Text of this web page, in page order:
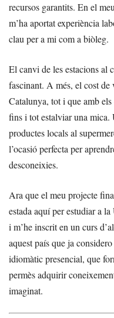
recursos garantits. En el
m’ha aportat experiència
clau per a mi com a biòleg.
El canvi de les estacions al
fascinant. A més, el cost
Catalunya, tot i que amb
fins i tot estalviar una mica.
productes locals al
l’ocasió perfecta per
desconeixies.
Ara que el meu projecte
estada aquí per estudiar a
i m’he inscrit en un curs
aquest país que ja
idiomàtic presencial, que
permès adquirir
imaginat.